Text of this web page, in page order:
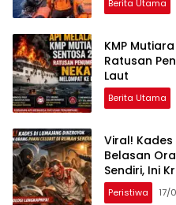
Berita Utama
KMP
Ratusan
Laut
Berita Utama
Viral!
Belasan
Sendiri, Ini
Peristiwa 17/